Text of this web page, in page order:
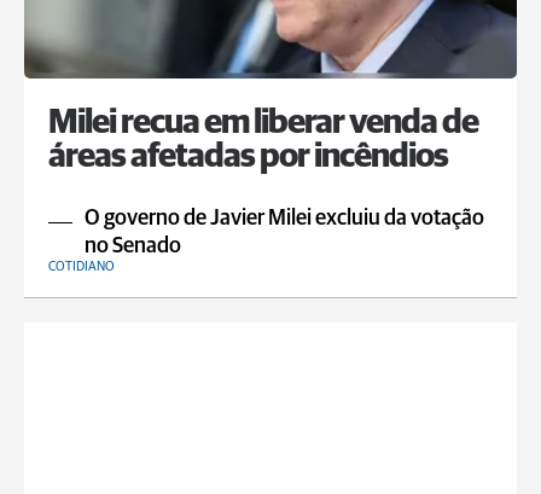
Milei recua em liberar venda de
áreas afetadas por incêndios
O governo de Javier Milei excluiu da votação
no Senado
COTIDIANO